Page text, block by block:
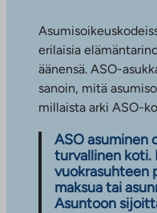
erilaisia
äänensä. ASO-
sanoin, mitä
millaista arki ASO-
ASO asuminen
turvallinen koti.
vuokrasuhteen
maksua tai
Asuntoon